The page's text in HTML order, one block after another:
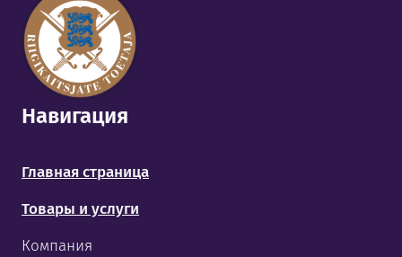
Навигация
Главная страница
Товары и услуги
Компания